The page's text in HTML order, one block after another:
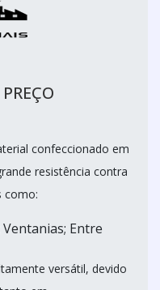
confeccionado em
resistência contra
como:
Ventanias; Entre
versátil, devido